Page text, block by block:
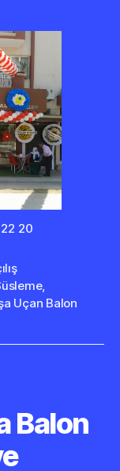
20
,
Uçan Balon
Balon